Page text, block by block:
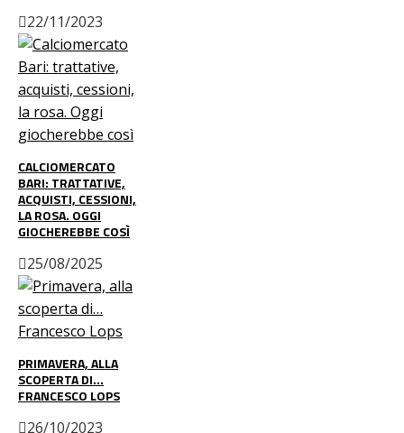
22/11/2023
CALCIOMERCATO
BARI: TRATTATIVE,
ACQUISTI, CESSIONI,
LA ROSA. OGGI
GIOCHEREBBE COSÌ
25/08/2025
PRIMAVERA, ALLA
SCOPERTA DI…
FRANCESCO LOPS
26/10/2023